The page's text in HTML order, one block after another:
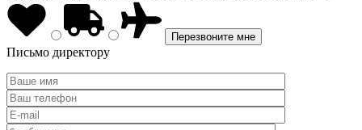
Письмо директору